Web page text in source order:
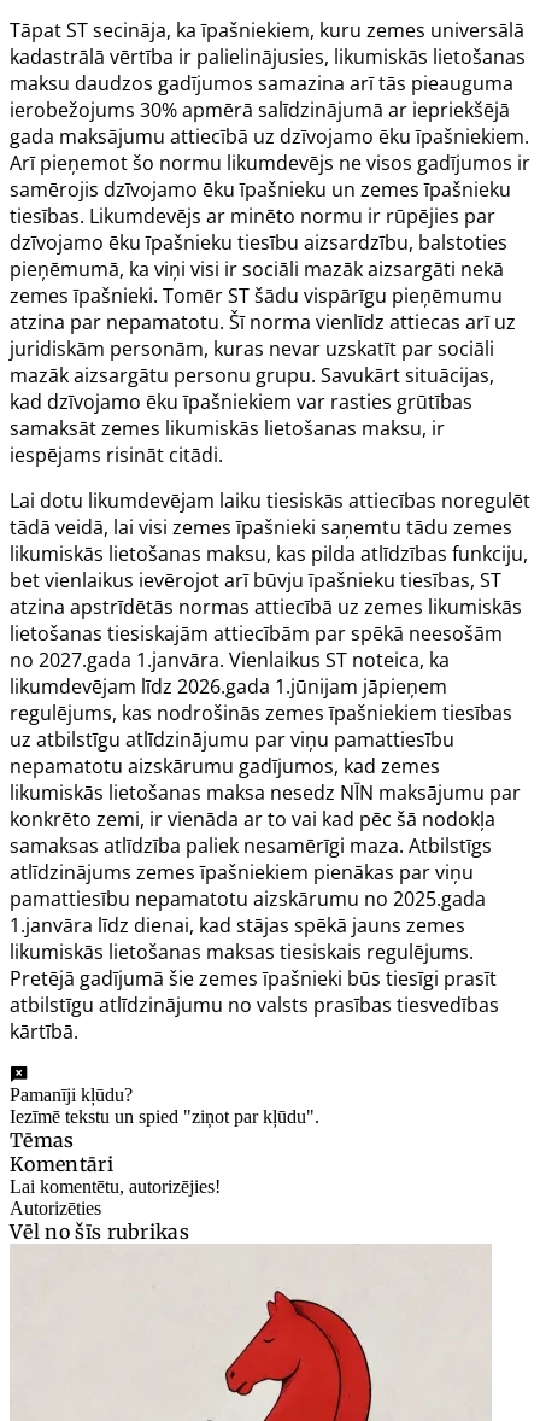
Tāpat ST secināja, ka īpašniekiem, kuru zemes universālā
kadastrālā vērtība ir palielinājusies, likumiskās lietošanas
maksu daudzos gadījumos samazina arī tās pieauguma
ierobežojums 30% apmērā salīdzinājumā ar iepriekšējā
gada maksājumu attiecībā uz dzīvojamo ēku īpašniekiem.
Arī pieņemot šo normu likumdevējs ne visos gadījumos ir
samērojis dzīvojamo ēku īpašnieku un zemes īpašnieku
tiesības. Likumdevējs ar minēto normu ir rūpējies par
dzīvojamo ēku īpašnieku tiesību aizsardzību, balstoties
pieņēmumā, ka viņi visi ir sociāli mazāk aizsargāti nekā
zemes īpašnieki. Tomēr ST šādu vispārīgu pieņēmumu
atzina par nepamatotu. Šī norma vienlīdz attiecas arī uz
juridiskām personām, kuras nevar uzskatīt par sociāli
mazāk aizsargātu personu grupu. Savukārt situācijas,
kad dzīvojamo ēku īpašniekiem var rasties grūtības
samaksāt zemes likumiskās lietošanas maksu, ir
iespējams risināt citādi.
Lai dotu likumdevējam laiku tiesiskās attiecības noregulēt
tādā veidā, lai visi zemes īpašnieki saņemtu tādu zemes
likumiskās lietošanas maksu, kas pilda atlīdzības funkciju,
bet vienlaikus ievērojot arī būvju īpašnieku tiesības, ST
atzina apstrīdētās normas attiecībā uz zemes likumiskās
lietošanas tiesiskajām attiecībām par spēkā neesošām
no 2027.gada 1.janvāra. Vienlaikus ST noteica, ka
likumdevējam līdz 2026.gada 1.jūnijam jāpieņem
regulējums, kas nodrošinās zemes īpašniekiem tiesības
uz atbilstīgu atlīdzinājumu par viņu pamattiesību
nepamatotu aizskārumu gadījumos, kad zemes
likumiskās lietošanas maksa nesedz NĪN maksājumu par
konkrēto zemi, ir vienāda ar to vai kad pēc šā nodokļa
samaksas atlīdzība paliek nesamērīgi maza. Atbilstīgs
atlīdzinājums zemes īpašniekiem pienākas par viņu
pamattiesību nepamatotu aizskārumu no 2025.gada
1.janvāra līdz dienai, kad stājas spēkā jauns zemes
likumiskās lietošanas maksas tiesiskais regulējums.
Pretējā gadījumā šie zemes īpašnieki būs tiesīgi prasīt
atbilstīgu atlīdzinājumu no valsts prasības tiesvedības
kārtībā.
Pamanīji kļūdu?
Iezīmē tekstu un spied "ziņot par kļūdu".
Tēmas
Komentāri
Lai komentētu, autorizējies!
Autorizēties
Vēl no šīs rubrikas